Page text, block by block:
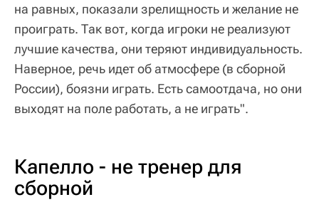
на равных, показали зрелищность и желание не
проиграть. Так вот, когда игроки не реализуют
лучшие качества, они теряют индивидуальность.
Наверное, речь идет об атмосфере (в сборной
России), боязни играть. Есть самоотдача, но они
выходят на поле работать, а не играть".
Капелло - не тренер для
сборной